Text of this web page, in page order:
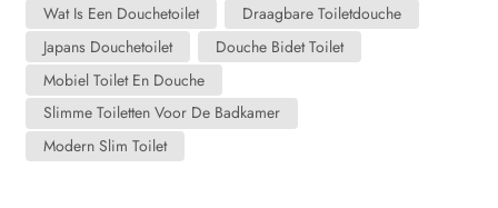
Wat Is Een Douchetoilet
Draagbare Toiletdouche
Japans Douchetoilet
Douche Bidet Toilet
Mobiel Toilet En Douche
Slimme Toiletten Voor De Badkamer
Modern Slim Toilet